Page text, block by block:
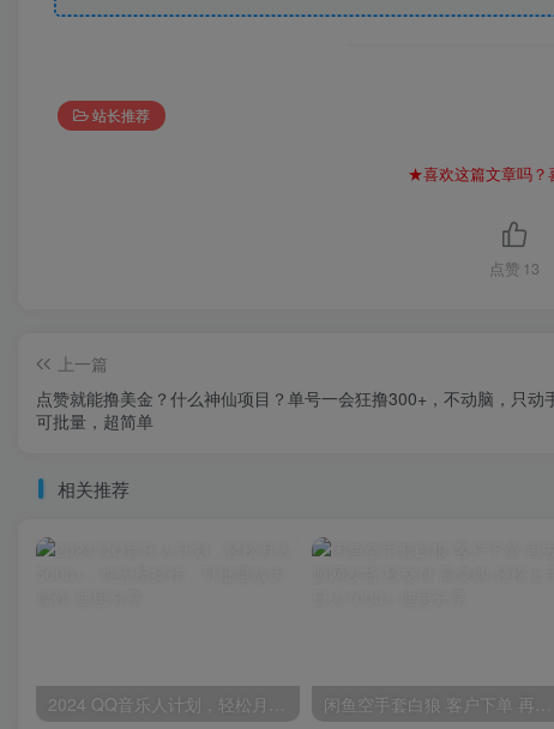
站长推荐
★喜欢这篇文章吗？
点赞 13
上一篇
点赞就能撸美金？什么神仙项目？单号一会狂撸300+，不动脑，只动
可批量，超简单
相关推荐
2024 QQ音乐人计划，轻松月入5000+，纯无脑操作，可批量放大操作 闲鱼空手套白狼 客户下单 再去货源网发货 秒交付 高复购 轻松上手 日入1000+